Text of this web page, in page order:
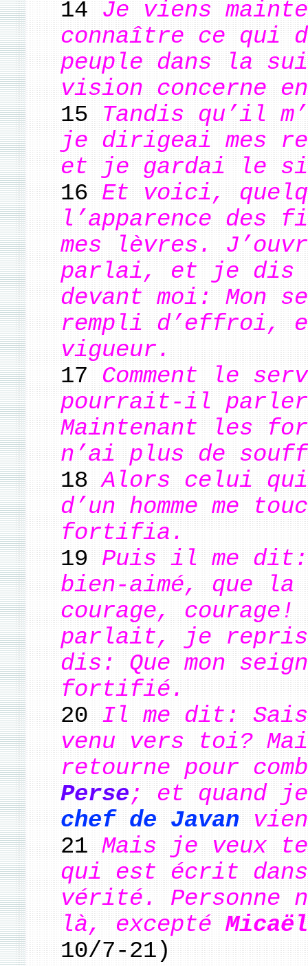
14Je viens
connaître ce qui
peuple dans la
vision concerne
15Tandis qu’il
je dirigeai mes
et je gardai le
16Et voici,
l’apparence des
mes lèvres.
parlai, et je dis
devant moi: Mon
rempli d’effroi,
vigueur.
17Comment le
pourrait-il parler
Maintenant les
n’ai plus de
18Alors celui qui
d’un homme me
fortifia.
19Puis il me dit:
bien-aimé, que
courage, courage!
parlait, je
dis: Que mon
fortifié.
20Il me dit:
venu vers toi?
retourne pour
Perse; et quand
chef de Javan
21Mais je veux
qui est écrit
vérité. Personne
là, exceptéMicaël
10/7-21)